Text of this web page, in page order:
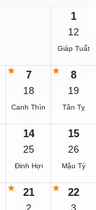
1
12
Giáp Tuất
7
18
Canh Thìn
8
19
Tân Tỵ
14
25
Đinh Hợi
15
26
Mậu Tý
21 22